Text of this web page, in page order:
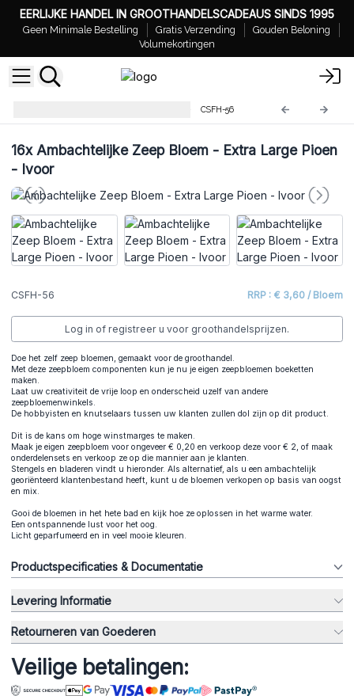
EERLIJKE HANDEL IN GROOTHANDELSCADEAUS SINDS 1995
Geen Minimale Bestelling Gratis Verzending
Gouden Beloning
Volumekortingen
CSFH-56
16xAmbachtelijke Zeep Bloem - Extra Large Pioen
- Ivoor
CSFH-56 RRP : € 3,60 / Bloem
Log in of registreer u voor groothandelsprijzen.
Doe het zelf zeep bloemen, gemaakt voor de groothandel.
Met deze zeepbloem componenten kun je nu je eigen zeepbloemen boeketten
maken.
Laat uw creativiteit de vrije loop en onderscheid uzelf van andere
zeepbloemenwinkels.
De hobbyisten en knutselaars tussen uw klanten zullen dol zijn op dit product.
Dit is de kans om hoge winstmarges te maken.
Maak je eigen zeepbloem voor ongeveer € 0,20 en verkoop deze voor € 2, of maak
onderdelensets en verkoop ze op die mannier aan je klanten.
Stengels en bladeren vindt u hieronder. Als alternatief, als u een ambachtelijk
georiënteerd klantenbestand heeft, kunt u de bloemen verkopen op basis van oogst
en mix.
Gooi de bloemen in het hete bad en kijk hoe ze oplossen in het warme water.
Een ontspannende lust voor het oog.
Licht geparfumeerd en in veel mooie kleuren.
Productspecificaties & Documentatie
Levering Informatie
Retourneren van Goederen
Veilige betalingen: